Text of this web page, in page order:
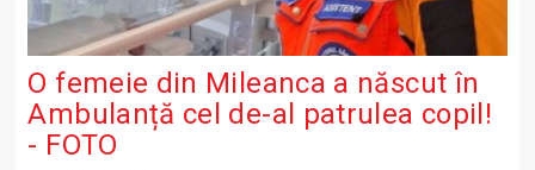
O femeie din Mileanca a născut în
Ambulanță cel de-al patrulea copil!
- FOTO